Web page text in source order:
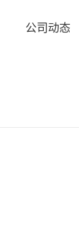
公司动态